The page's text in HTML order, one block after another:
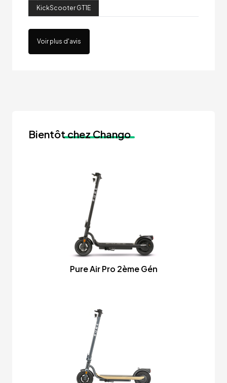
KickScooter GT1E
Voir plus d'avis
Bientôtchez Chango
Pure Air Pro 2ème Gén